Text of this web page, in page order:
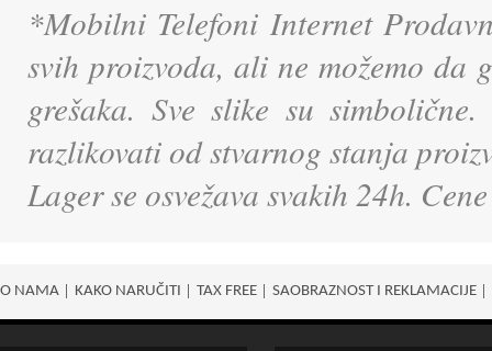
*Mobilni Telefoni Internet
svih proizvoda, ali ne možemo da
grešaka. Sve slike su
razlikovati od stvarnog stanja
Lager se osvežava svakih 24h.
O NAMA KAKO NARUČITI TAX FREE SAOBRAZNOST I REKLAMACIJE